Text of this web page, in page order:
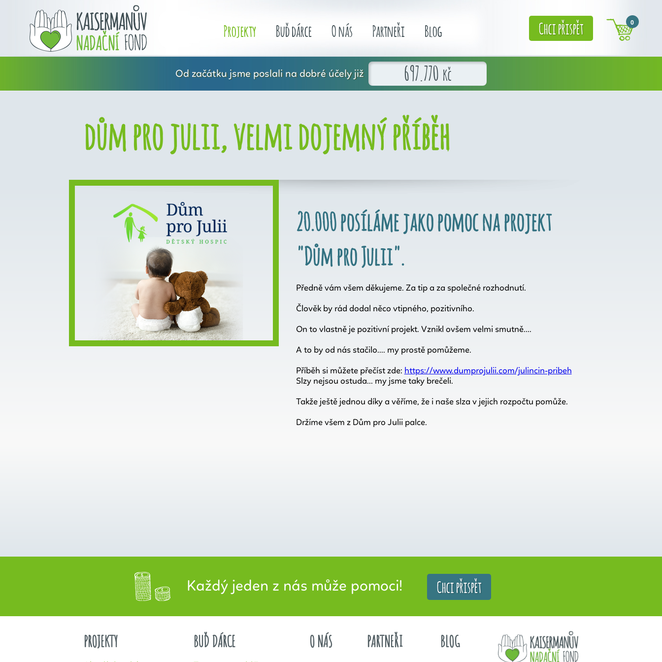
Projekty Buď dárce O nás Partneři Blog Chci přispět 0
Od začátku jsme poslali na dobré účely již 697.770 Kč
dům pro julii, velmi dojemný příběh
20.000 posíláme jako pomoc na projekt
"Dům pro Julii".
Předně vám všem děkujeme. Za tip a za společné rozhodnutí.
Člověk by rád dodal něco vtipného, pozitivního.
On to vlastně je pozitivní projekt. Vznikl ovšem velmi smutně....
A to by od nás stačilo.... my prostě pomůžeme.
Příběh si můžete přečíst zde: https://www.dumprojulii.com/julincin-pribeh
Slzy nejsou ostuda... my jsme taky brečeli.
Takže ještě jednou díky a věříme, že i naše slza v jejich rozpočtu pomůže.
Držíme všem z Dům pro Julii palce.
Každý jeden z nás může pomoci! Chci přispět
PROJEKTY BUĎ DÁRCE O NÁS PARTNEŘI BLOG